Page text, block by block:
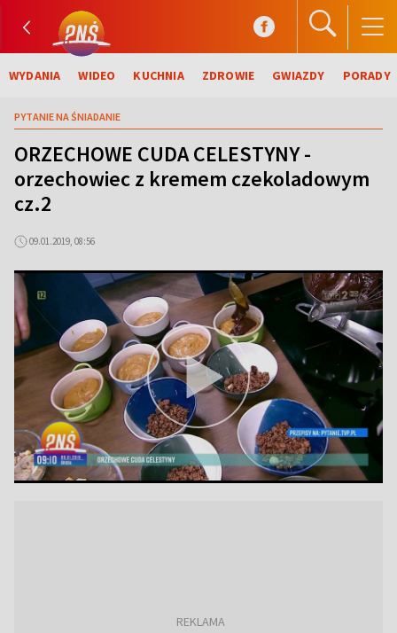
WYDANIA WIDEO KUCHNIA ZDROWIE GWIAZDY PORADY
PYTANIE NA ŚNIADANIE
ORZECHOWE CUDA CELESTYNY -
orzechowiec z kremem czekoladowym
cz.2
09.01.2019, 08:56